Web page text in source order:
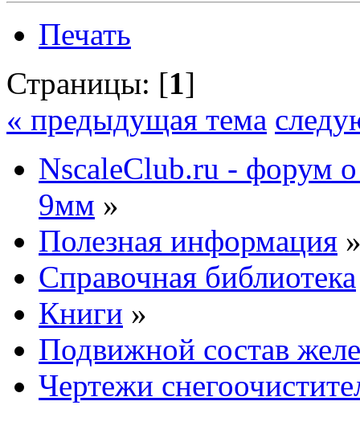
Печать
Страницы: [1]
« предыдущая тема
NscaleClub.ru - форум
9мм »
Полезная информация
Справочная библиотека
Книги »
Подвижной состав
Чертежи